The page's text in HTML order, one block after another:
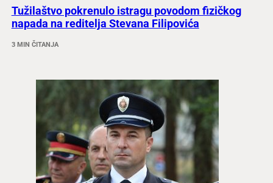
Tužilaštvo pokrenulo istragu povodom fizičkog
napada na reditelja Stevana Filipovića
3 MIN ČITANJA